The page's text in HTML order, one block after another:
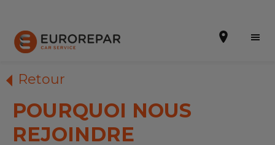
Prendre un rendez-vous
Retour
POURQUOI NOUS
REJOINDRE